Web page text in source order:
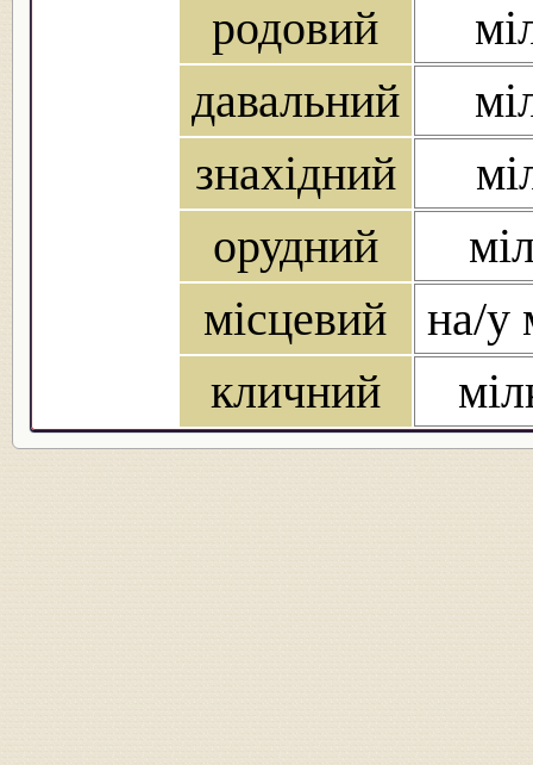
родовий
давальний
знахідний
орудний
місцевий
на/у
кличний